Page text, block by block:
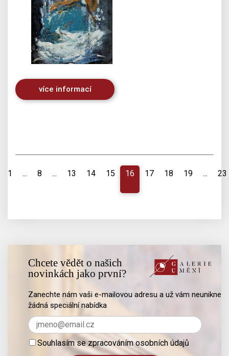
více informací
1 ... 8 ... 13 14 15 16 17 18 19 ... 23
Chcete vědět o našich
novinkách jako první?
Zanechte nám vaši e-mailovou adresu a už vám neunikne
žádná speciální nabídka
Souhlasím se zpracováním osobních údajů